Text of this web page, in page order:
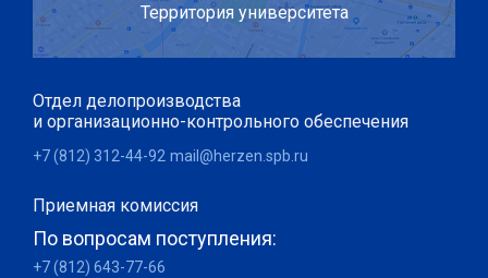
Территория университета
Отдел делопроизводства
и организационно-контрольного обеспечения
+7 (812) 312-44-92 mail@herzen.spb.ru
Приемная комиссия
По вопросам поступления:
+7 (812) 643-77-66